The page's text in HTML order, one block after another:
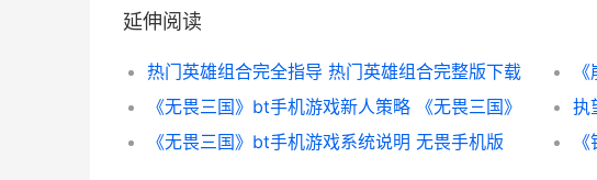
延伸阅读
热门英雄组合完全指导 热门英雄组合完整版下载
《无畏三国》bt手机游戏新人策略 《无畏三国》
执
《无畏三国》bt手机游戏系统说明 无畏手机版